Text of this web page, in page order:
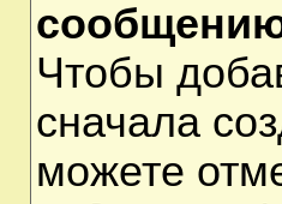
Чтобы
сначала
можете